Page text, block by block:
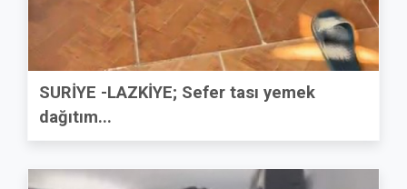
SURİYE -LAZKİYE; Sefer tası yemek
dağıtım...